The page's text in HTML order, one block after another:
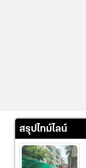
สรุปไทม์ไลน์